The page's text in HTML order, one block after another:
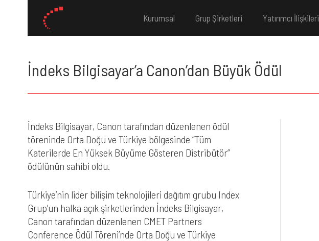
Kurumsal Grup Şirketleri Yatırımcı İlişkileri
İndeks Bilgisayar’a Canon’dan Büyük Ödül
İndeks Bilgisayar, Canon tarafından düzenlenen ödül
töreninde Orta Doğu ve Türkiye bölgesinde “Tüm
Katerilerde En Yüksek Büyüme Gösteren Distribütör”
ödülünün sahibi oldu.
Türkiye’nin lider bilişim teknolojileri dağıtım grubu Index
Grup’un halka açık şirketlerinden İndeks Bilgisayar,
Canon tarafından düzenlenen CMET Partners
Conference Ödül Töreni’nde Orta Doğu ve Türkiye